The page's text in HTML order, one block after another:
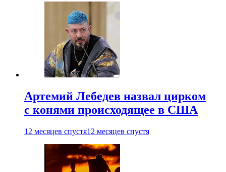
Артемий Лебедев назвал цирком
с конями происходящее в США
12 месяцев спустя12 месяцев спустя